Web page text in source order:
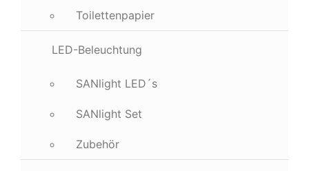
Toilettenpapier
LED-Beleuchtung
SANlight LED´s
SANlight Set
Zubehör